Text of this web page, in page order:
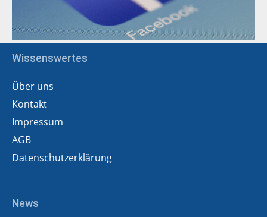
Wissenswertes
Über uns
Kontakt
Impressum
AGB
Datenschutzerklärung
News